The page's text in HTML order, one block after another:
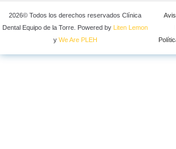
2026© Todos los derechos reservados Clínica
Dental Equipo de la Torre. Powered by Liten Lemon
y We Are PLEH